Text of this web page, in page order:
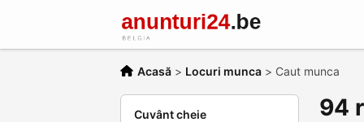
Acasă > Locuri munca > Caut munca
Cuvânt cheie 94